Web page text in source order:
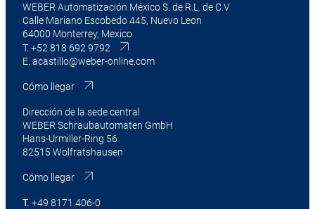
WEBER Automatización México S. de R.L. de C.V
Calle Mariano Escobedo 445, Nuevo Leon
64000 Monterrey, Mexico
T. +52 818 692 9792
E. acastillo@weber-online.com
Cómo llegar
Dirección de la sede central
WEBER Schraubautomaten GmbH
Hans-Urmiller-Ring 56
82515 Wolfratshausen
Cómo llegar
T. +49 8171 406-0